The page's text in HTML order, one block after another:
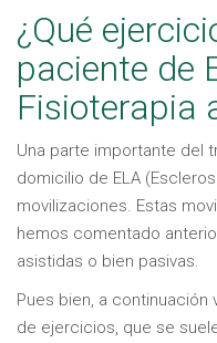
¿Qué
paciente de
Fisioterapia
Una parte importante del
domicilio de ELA
movilizaciones. Estas
hemos comentado
asistidas o bien pasivas.
Pues bien, a
de ejercicios, que se